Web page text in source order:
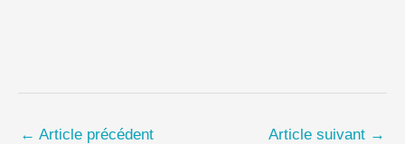
← Article précédent Article suivant →